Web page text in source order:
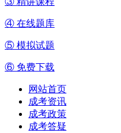
④ 在线题库
⑤ 模拟试题
⑥ 免费下载
网站首页
成考资讯
成考政策
成考答疑